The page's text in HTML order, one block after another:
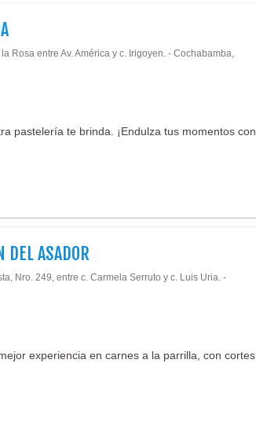
Rosa entre Av. América y c. Irigoyen. - Cochabamba,
pastelería te brinda. ¡Endulza tus momentos con
DEL ASADOR
Nro. 249, entre c. Carmela Serruto y c. Luis Uria. -
experiencia en carnes a la parrilla, con cortes